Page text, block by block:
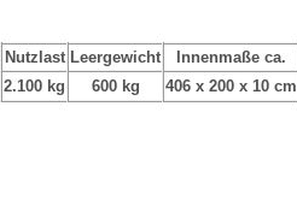
Nutzlast Leergewicht Innenmaße ca.
2.100 kg 600 kg 406 x 200 x 10 cm